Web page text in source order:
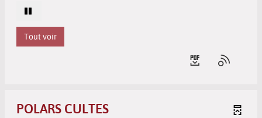
Tout voir
POLARS CULTES